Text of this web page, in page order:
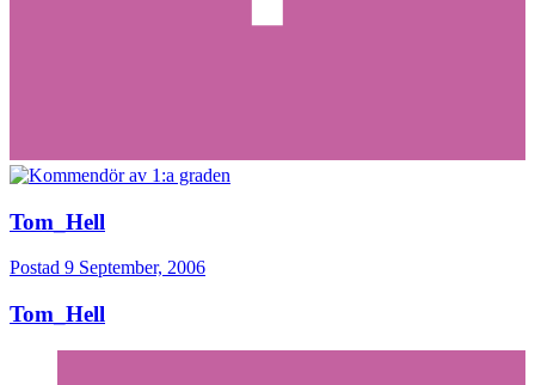
Tom_Hell
Postad 9 September, 2006
Tom_Hell